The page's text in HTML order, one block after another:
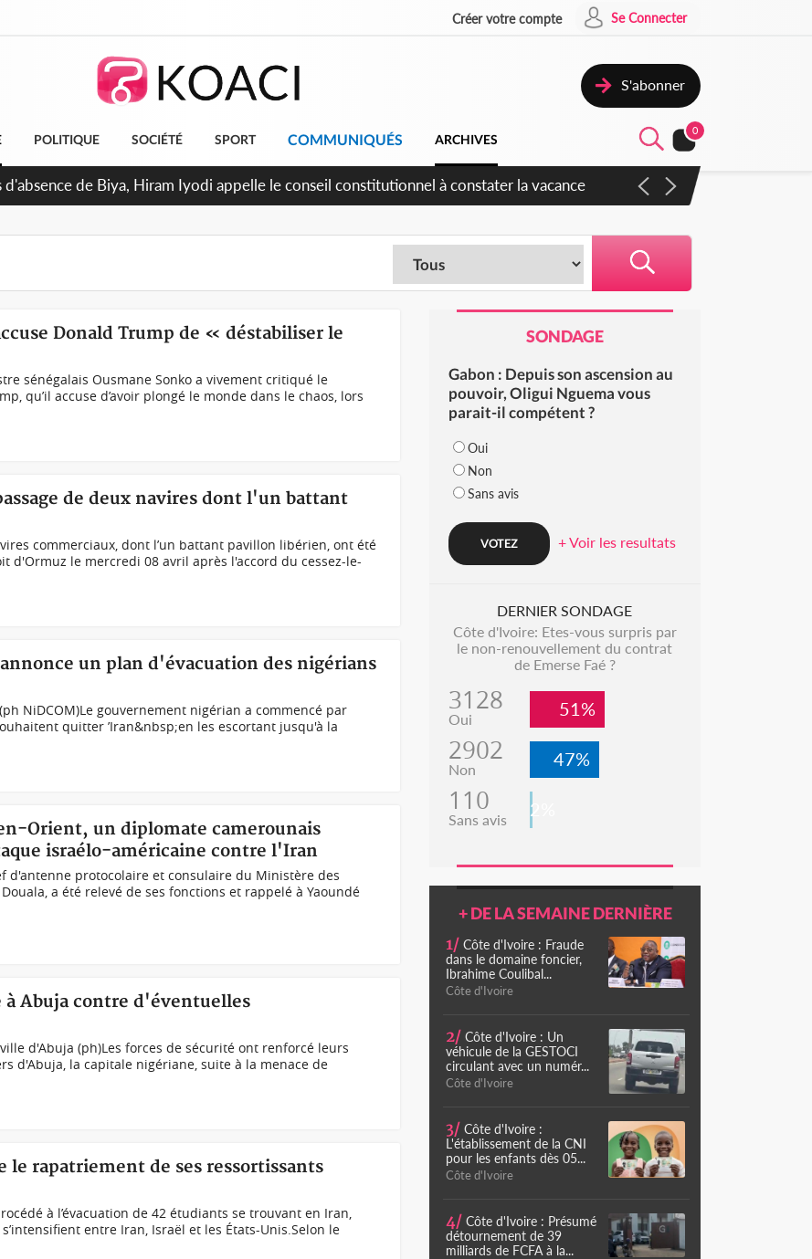
Créer votre compte Se Connecter
S'abonner
POLITIQUE SOCIÉTÉ SPORT COMMUNIQUÉS ARCHIVES
0
d'absence de Biya, Hiram Iyodi appelle le conseil constitutionnel à constater la vacance
Donald Trump de « déstabiliser le
sénégalais Ousmane Sonko a vivement critiqué le
qu’il accuse d’avoir plongé le monde dans le chaos, lors
de deux navires dont l'un battant
commerciaux, dont l’un battant pavillon libérien, ont été
d'Ormuz le mercredi 08 avril après l'accord du cessez-le-
un plan d'évacuation des nigérians
NiDCOM)Le gouvernement nigérian a commencé par
quitter ’Iran&nbsp;en les escortant jusqu'à la
Orient, un diplomate camerounais
israélo-américaine contre l'Iran
d'antenne protocolaire et consulaire du Ministère des
a été relevé de ses fonctions et rappelé à Yaoundé
Abuja contre d'éventuelles
d'Abuja (ph)Les forces de sécurité ont renforcé leurs
d'Abuja, la capitale nigériane, suite à la menace de
le rapatriement de ses ressortissants
à l’évacuation de 42 étudiants se trouvant en Iran,
entre Iran, Israël et les États-Unis.Selon le
SONDAGE
Gabon : Depuis son ascension au
pouvoir, Oligui Nguema vous
parait-il compétent ?
Oui
Non
Sans avis
+ Voir les resultats
DERNIER SONDAGE
Côte d'Ivoire: Etes-vous surpris par
le non-renouvellement du contrat
de Emerse Faé ?
3128
Oui 51%
2902
Non 47%
110
Sans avis 2%
+ DE LA SEMAINE DERNIÈRE
1/ Côte d'Ivoire : Fraude
dans le domaine foncier,
Ibrahime Coulibal...
Côte d'Ivoire
2/ Côte d'Ivoire : Un
véhicule de la GESTOCI
circulant avec un numér...
Côte d'Ivoire
3/ Côte d'Ivoire :
L'établissement de la CNI
pour les enfants dès 05...
Côte d'Ivoire
4/ Côte d'Ivoire : Présumé
détournement de 39
milliards de FCFA à la...